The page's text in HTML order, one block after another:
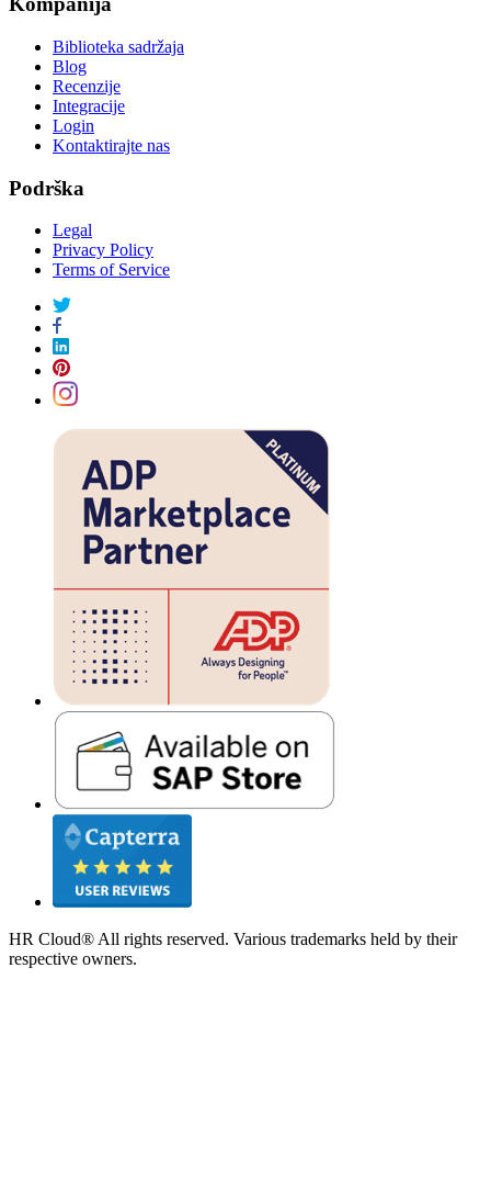
Biblioteka sadržaja
Blog
Recenzije
Integracije
Login
Kontaktirajte nas
Podrška
Legal
Privacy Policy
Terms of Service
HR Cloud® All rights reserved. Various trademarks held by their
respective owners.